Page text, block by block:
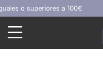
o superiores a 100€